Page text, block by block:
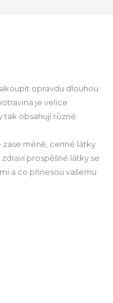
opravdu dlouhou
je velice
tak obsahují různé
méně, cenné látky
prospěšné látky se
a co přinesou vašemu